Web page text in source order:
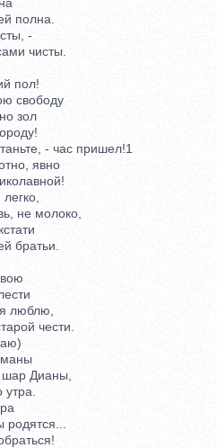
полна.
-
чисты.
пол!
свободу
зол
- час пришел!1
явно
не молоко,
братьи.
люблю,
чести.
Дианы,